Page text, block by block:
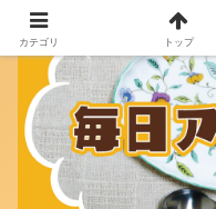
カテゴリ トップ